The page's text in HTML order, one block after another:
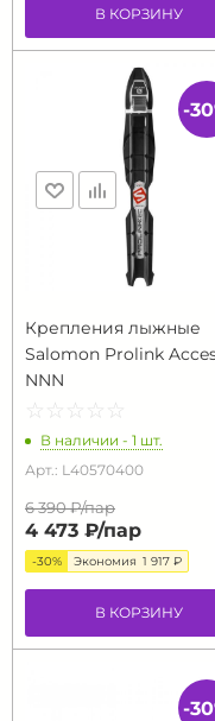
В КОРЗИНУ
Крепления лыжные
Salomon Prolink
NNN
☆ ☆ ☆ ☆ ☆
★ ★ ★ ★ ★
В наличии - 1 шт.
Арт.: L40570400
6 390 ₽/пар
4 473 ₽/пар
-30% Экономия 1 917 ₽
В КОРЗИНУ
-
-